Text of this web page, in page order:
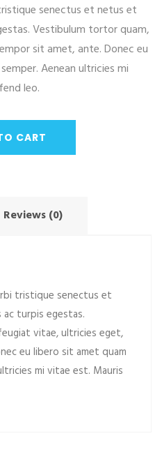
senectus et netus et
Vestibulum tortor quam,
sit amet, ante. Donec eu
Aenean ultricies mi
leo.
CART
Reviews (0)
tristique senectus et
turpis egestas.
vitae, ultricies eget,
eu libero sit amet quam
mi vitae est. Mauris